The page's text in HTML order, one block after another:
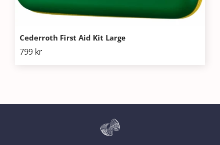
Cederroth First Aid Kit Large
799 kr